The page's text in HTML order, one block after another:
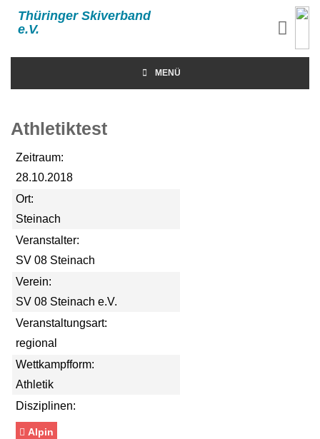
Thüringer Skiverband
e.V.
MENÜ
Athletiktest
Zeitraum:
28.10.2018
Ort:
Steinach
Veranstalter:
SV 08 Steinach
Verein:
SV 08 Steinach e.V.
Veranstaltungsart:
regional
Wettkampfform:
Athletik
Disziplinen:
Alpin